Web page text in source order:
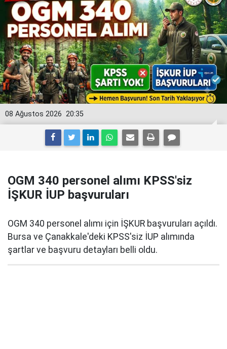
20:35
08 Ağustos 2026
OGM 340 personel alımı KPSS'siz
İŞKUR İUP başvuruları
OGM 340 personel alımı için İŞKUR başvuruları açıldı.
Bursa ve Çanakkale'deki KPSS'siz İUP alımında
şartlar ve başvuru detayları belli oldu.